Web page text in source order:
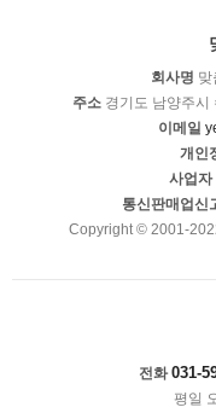
회사명 맞
주소 경기도 남양주
이메일
개인
사업자
통신판매업신
Copyright © 2001-
전화 031-
평일